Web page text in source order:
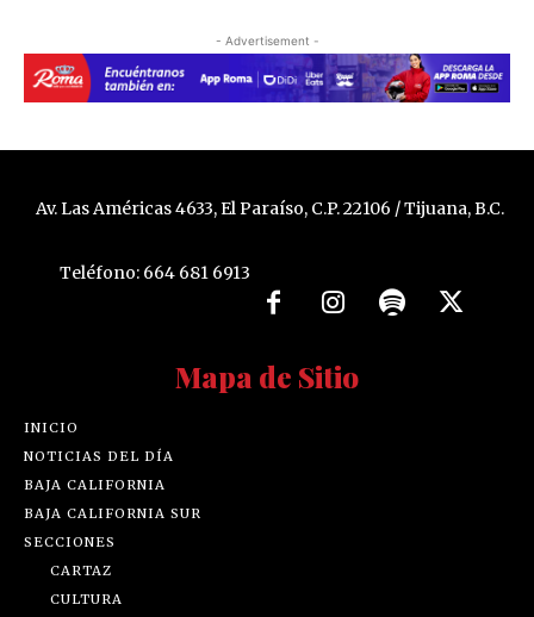
- Advertisement -
Av. Las Américas 4633, El Paraíso, C.P. 22106 / Tijuana, B.C.
Teléfono: 664 681 6913
Mapa de Sitio
INICIO
NOTICIAS DEL DÍA
BAJA CALIFORNIA
BAJA CALIFORNIA SUR
SECCIONES
CARTAZ
CULTURA